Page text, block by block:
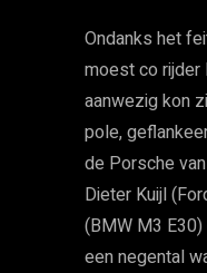
Ondanks het
moest co rijder
aanwezig kon
pole,
de Porsche
Dieter Kuijl
(BMW M3
een negental